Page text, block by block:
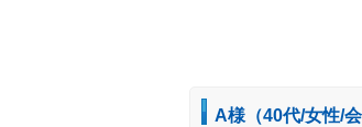
A様（40代/女性/